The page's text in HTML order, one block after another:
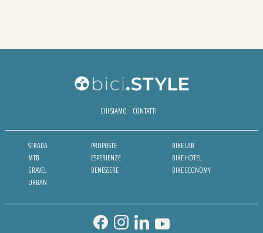
CHI SIAMO CONTATTI
STRADA
MTB
GRAVEL
URBAN
PROPOSTE
ESPERIENZE
BENESSERE
BIKE LAB
BIKE HOTEL
BIKE ECONOMY